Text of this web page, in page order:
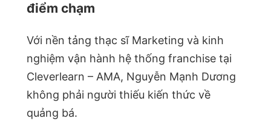
điểm chạm
Với nền tảng thạc sĩ Marketing và kinh
nghiệm vận hành hệ thống franchise tại
Cleverlearn – AMA, Nguyễn Mạnh Dương
không phải người thiếu kiến thức về
quảng bá.